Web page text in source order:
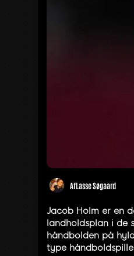
AfLasse Søgaard
Jacob Holm er en
landholdsplan i de
håndbolden på
type